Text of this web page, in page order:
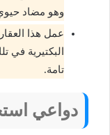
وهو مضاد
عمل هذا
البكتيرية في
تامة.
دواعي